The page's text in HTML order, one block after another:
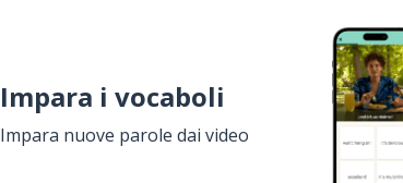
Impara i vocaboli
Impara nuove parole dai video